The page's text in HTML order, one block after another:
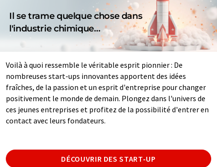
Il se trame quelque chose dans
l'industrie chimique…
Voilà à quoi ressemble le véritable esprit pionnier : De
nombreuses start-ups innovantes apportent des idées
fraîches, de la passion et un esprit d'entreprise pour changer
positivement le monde de demain. Plongez dans l'univers de
ces jeunes entreprises et profitez de la possibilité d'entrer en
contact avec leurs fondateurs.
DÉCOUVRIR DES START-UP